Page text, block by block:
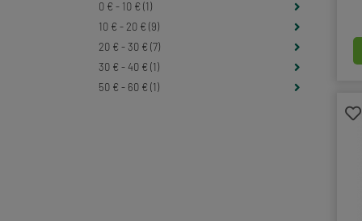
0 € - 10 € (1)
10 € - 20 € (9)
20 € - 30 € (7)
30 € - 40 € (1)
50 € - 60 € (1)